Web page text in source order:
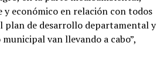
y económico en relación con todos
plan de desarrollo departamental y
van llevando a cabo”,